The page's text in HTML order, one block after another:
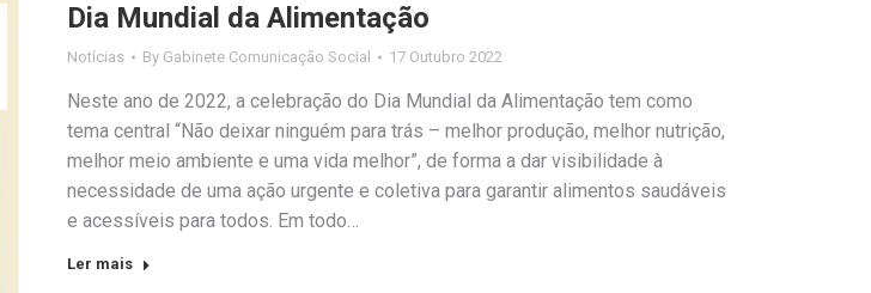
Dia Mundial da Alimentação
Notícias By Gabinete Comunicação Social 17 Outubro 2022
Neste ano de 2022, a celebração do Dia Mundial da Alimentação tem como
tema central “Não deixar ninguém para trás – melhor produção, melhor nutrição,
melhor meio ambiente e uma vida melhor”, de forma a dar visibilidade à
necessidade de uma ação urgente e coletiva para garantir alimentos saudáveis
e acessíveis para todos. Em todo…
Ler mais